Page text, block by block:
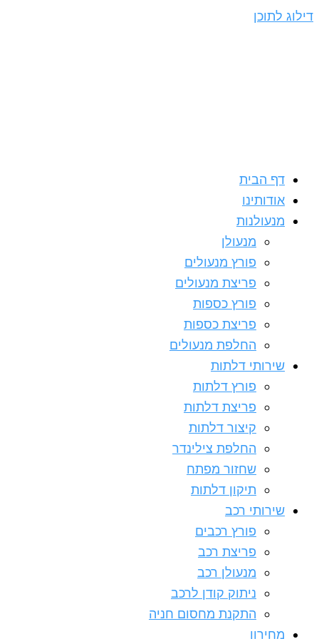
דילוג לתוכן
דף הבית
אודותינו
מנעולנות
מנעולן
פורץ מנעולים
פריצת מנעולים
פורץ כספות
פריצת כספות
החלפת מנעולים
שירותי דלתות
פורץ דלתות
פריצת דלתות
קיצור דלתות
החלפת צילינדר
שחזור מפתח
תיקון דלתות
שירותי רכב
פורץ רכבים
פריצת רכב
מנעולן רכב
ניתוק קודן לרכב
התקנת מחסום חניה
מחירון